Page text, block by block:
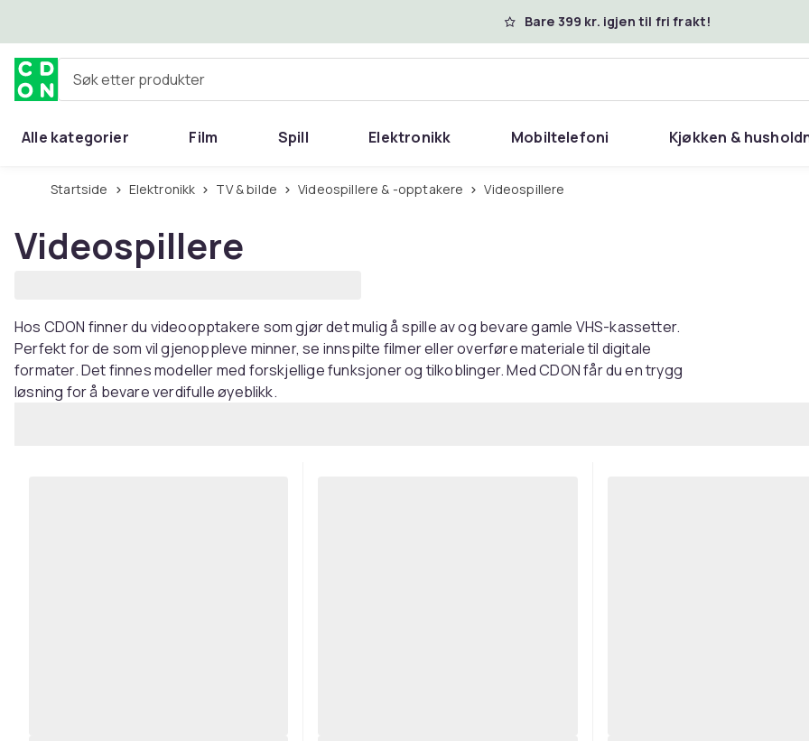
Bare 399 kr. igjen til fri frakt!
Søk etter produkter
Alle kategorier Film Spill Elektronikk Mobiltelefoni Kjøkken &
Startside Elektronikk TV & bilde Videospillere & -opptakere Videospillere
Videospillere
Hos CDON finner du videoopptakere som gjør det mulig å spille av og bevare gamle VHS-kassetter.
Perfekt for de som vil gjenoppleve minner, se innspilte filmer eller overføre materiale til digitale
formater. Det finnes modeller med forskjellige funksjoner og tilkoblinger. Med CDON får du en trygg
løsning for å bevare verdifulle øyeblikk.